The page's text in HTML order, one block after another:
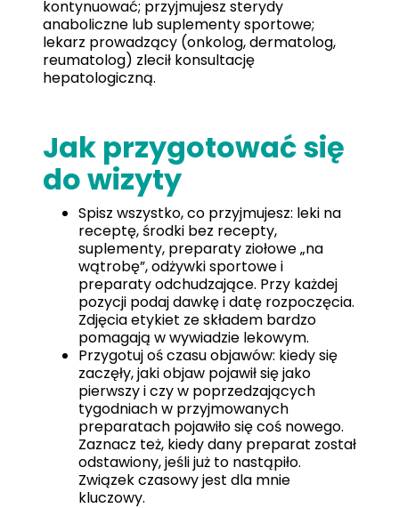
kontynuować; przyjmujesz sterydy
anaboliczne lub suplementy sportowe;
lekarz prowadzący (onkolog, dermatolog,
reumatolog) zlecił konsultację
hepatologiczną.
Jak przygotować się
do wizyty
Spisz wszystko, co przyjmujesz: leki na
receptę, środki bez recepty,
suplementy, preparaty ziołowe „na
wątrobę”, odżywki sportowe i
preparaty odchudzające. Przy każdej
pozycji podaj dawkę i datę rozpoczęcia.
Zdjęcia etykiet ze składem bardzo
pomagają w wywiadzie lekowym.
Przygotuj oś czasu objawów: kiedy się
zaczęły, jaki objaw pojawił się jako
pierwszy i czy w poprzedzających
tygodniach w przyjmowanych
preparatach pojawiło się coś nowego.
Zaznacz też, kiedy dany preparat został
odstawiony, jeśli już to nastąpiło.
Związek czasowy jest dla mnie
kluczowy.